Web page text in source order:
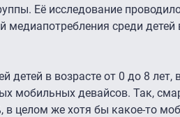
Её исследование
медиапотребления среди
детей в возрасте от 0 до 8
мобильных девайсов. Так,
в целом же хотя бы какое-то